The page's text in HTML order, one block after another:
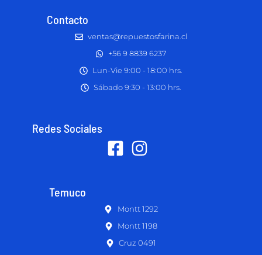
Contacto
ventas@repuestosfarina.cl
+56 9 8839 6237
Lun-Vie 9:00 - 18:00 hrs.
Sábado 9:30 - 13:00 hrs.
Redes Sociales
Temuco
Montt 1292
Montt 1198
Cruz 0491